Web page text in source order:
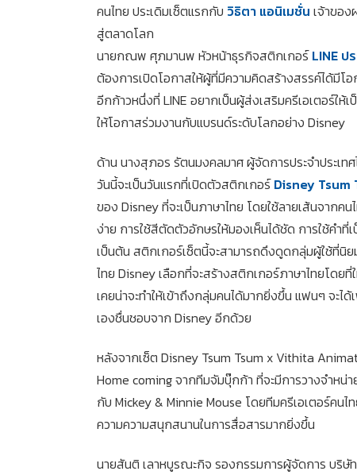
คนไทย ประเดิมเซ็ตแรกกับ วิธิตา แอนิเมชั่น เจ้าขอ
สู่ตลาดโลก
นายกณพ ศุภมานพ หัวหน้าธุรกิจสติกเกอร์LINE ป
ต้องการเปิดโอกาสให้ผู้ที่มีความคิดสร้างสรรค์ได้มีโ
อีกก้าวหนึ่งที่ LINE อยากเป็นผู้ส่งเสริมครีเอเตอร์ให้
ให้โอกาสร่วมงานกับแบรนด์ระดับโลกอย่าง Disney
ด้าน นางสุภอร รัตนมงคลมาศ ผู้จัดการประจำประเทศ
วันนี้จะเป็นวันแรกที่เปิดตัวสติกเกอร์Disney
ของ Disney ที่จะเป็นภาษาไทย โดยใช้ลายเส้นจากค
ง่าย การใช้สีตัดตัวอักษรให้มองเห็นได้ชัด การใช้คำ
เป็นต้น สติกเกอร์เซ็ตนี้จะสามารถดึงดูดกลุ่มผู้ใช้ที่นิ
ไทย Disney เลือกที่จะสร้างสติกเกอร์ภาษาไทยโดย
เคยน่าจะทำให้เข้าถึงกลุ่มคนได้มากยิ่งขึ้น แฟนๆ จะ
เองชื่นชอบจาก Disney อีกด้วย
หลังจากเซ็ต Disney Tsum Tsum x Vithita
Home coming จากทีมจัมบุ๊กก้า ที่จะมีการวางจำหน่
กับ Mickey & Minnie Mouse โดยทีมครีเอเตอร์คน
ความความสนุกสนานในการสื่อสารมากยิ่งขึ้น
นายสันติ เลาหบูรณะกิจ รองกรรมการผู้จัดการ บริษั